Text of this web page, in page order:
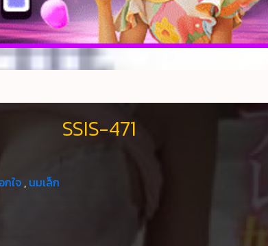
SSIS-471
ใจ, นมเล็ก